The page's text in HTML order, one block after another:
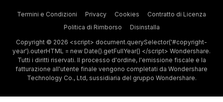
Termini e Condizioni Privacy Cookies
Contratto di Licenza
Politica di Rimborso
Disinstalla
Copyright © 2026 <script> document.querySelector('#copyright-
year').outerHTML = new Date().getFullYear() </script> Wondershare.
Tutti i diritti riservati. Il processo d'ordine, l'emissione fiscale e la
fatturazione all'utente finale vengono completati da Wondershare
Technology Co., Ltd, sussidiaria del gruppo Wondershare.